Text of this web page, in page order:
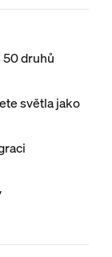
50 druhů
světla jako